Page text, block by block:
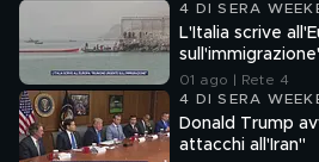
4 DI SERA
L'Italia scrive
01 ago | Rete 4
4 DI SERA
Donald Trump
attacchi all'Iran"